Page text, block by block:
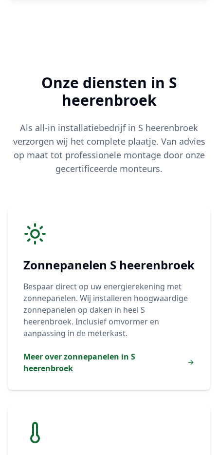
Onze diensten in S
heerenbroek
Als all-in installatiebedrijf in S heerenbroek
verzorgen wij het complete plaatje. Van advies
op maat tot professionele montage door onze
gecertificeerde monteurs.
Zonnepanelen S heerenbroek
Bespaar direct op uw energierekening met
zonnepanelen. Wij installeren hoogwaardige
zonnepanelen op daken in heel S
heerenbroek. Inclusief omvormer en
aanpassing in de meterkast.
Meer over zonnepanelen in S
heerenbroek